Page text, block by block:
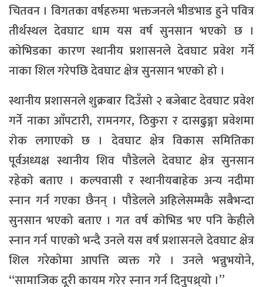
चितवन । विगतका वर्षहरुमा भक्तजनले भीडभाड हुने पवित्र
तीर्थस्थल देवघाट धाम यस वर्ष सुनसान भएको छ ।
कोभिडका कारण स्थानीय प्रशासनले देवघाट प्रवेश गर्ने
नाका शिल गरेपछि देवघाट क्षेत्र सुनसान भएको हो ।
स्थानीय प्रशासनले शुक्रबार दिउँसो २ बजेबाट देवघाट प्रवेश
गर्ने नाका आँपटारी, रामनगर, ठिकुरा र दासढुङ्गा प्रवेशमा
रोक लगाएको छ । देवघाट क्षेत्र विकास समितिका
पूर्वअध्यक्ष स्थानीय शिव पौडेलले देवघाट क्षेत्र सुनसान
रहेको बताए । कल्पवासी र स्थानीयबाहेक अन्य नदीमा
स्नान गर्न गएका छैनन् । पौडेलले अहिलेसम्मकै सबैभन्दा
सुनसान भएको बताए । गत वर्ष कोभिड भए पनि केहीले
स्नान गर्न पाएको भन्दै उनले यस वर्ष प्रशासनले देवघाट क्षेत्र
शिल गरेकोमा आपत्ति व्यक्त गरे । उनले भन्नुभयोने,
“सामाजिक दूरी कायम गरेर स्नान गर्न दिनुपथ्र्यो ।”